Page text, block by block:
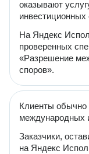
оказывают
инвестиционных
На Яндекс
проверенных
«Разрешение
споров».
Клиенты обычно
международных
Заказчики,
на Яндекс